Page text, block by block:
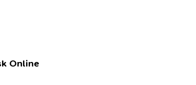
Online